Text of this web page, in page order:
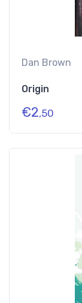
Dan Brown
Origin
€2,50